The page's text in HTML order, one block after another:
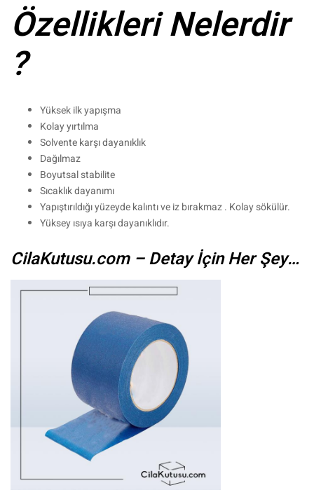
Özellikleri Nelerdir
?
Yüksek ilk yapışma
Kolay yırtılma
Solvente karşı dayanıklık
Dağılmaz
Boyutsal stabilite
Sıcaklık dayanımı
Yapıştırıldığı yüzeyde kalıntı ve iz bırakmaz . Kolay sökülür.
Yüksey ısıya karşı dayanıklıdır.
CilaKutusu.com – Detay İçin Her Şey…